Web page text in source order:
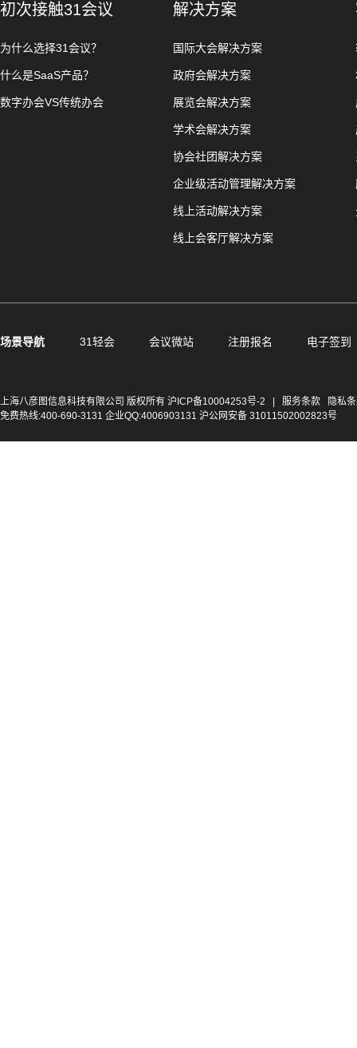
初次接触31会议
为什么选择31会议？
什么是SaaS产品？
数字办会VS传统办会
解决方案
国际大会解决方案
政府会解决方案
展览会解决方案
学术会解决方案
协会社团解决方案
企业级活动管理解决方案
线上活动解决方案
线上会客厅解决方案
场景导航 31轻会 会议微站 注册报名 电子签到
上海八彦图信息科技有限公司 版权所有 沪ICP备10004253号-2 服务条款
隐私
免费热线:400-690-3131 企业QQ:4006903131 沪公网安备 31011502002823号